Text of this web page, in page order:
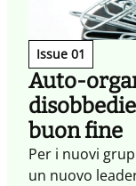
Issue 01
Auto-
buon fine
Per i nuovi
un nuovo